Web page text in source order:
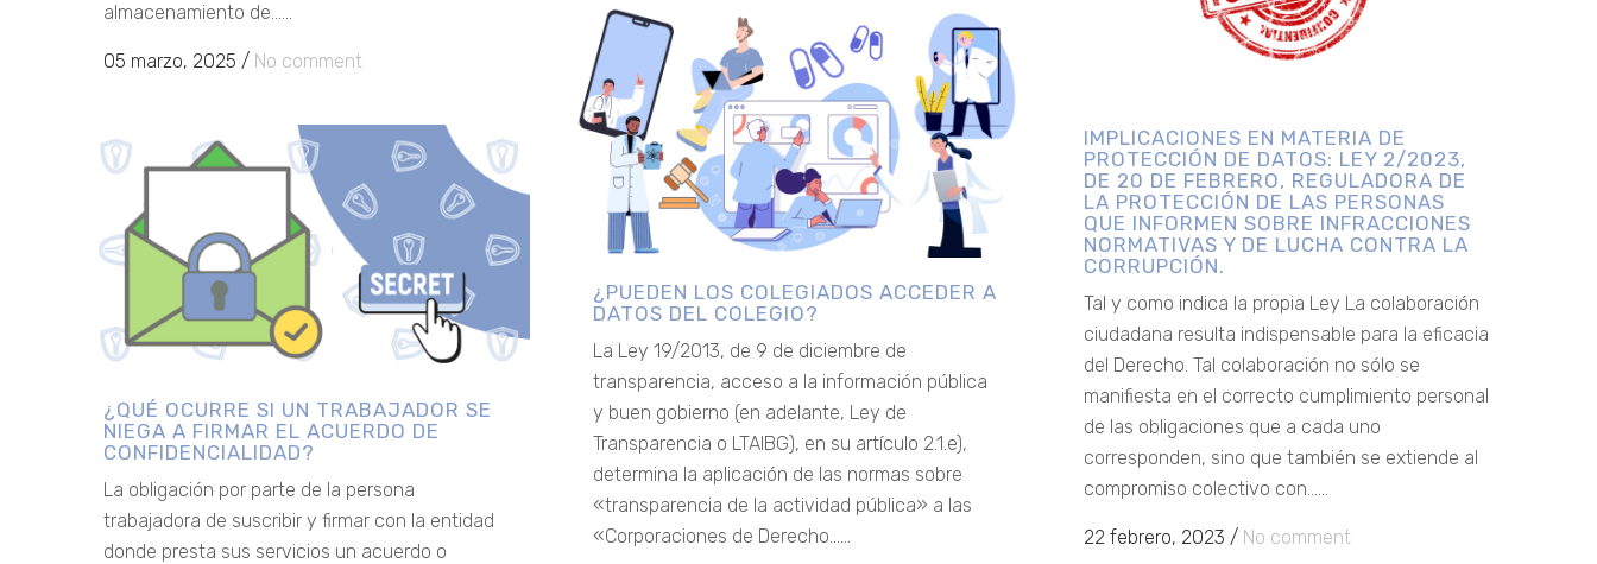
almacenamiento de......
05 marzo, 2025 / No comment
IMPLICACIONES EN MATERIA DE
PROTECCIÓN DE DATOS: LEY 2/2023,
DE 20 DE FEBRERO, REGULADORA DE
LA PROTECCIÓN DE LAS PERSONAS
QUE INFORMEN SOBRE INFRACCIONES
NORMATIVAS Y DE LUCHA CONTRA LA
CORRUPCIÓN.
Tal y como indica la propia Ley La colaboración
ciudadana resulta indispensable para la eficacia
del Derecho. Tal colaboración no sólo se
manifiesta en el correcto cumplimiento personal
de las obligaciones que a cada uno
corresponden, sino que también se extiende al
compromiso colectivo con......
22 febrero, 2023 / No comment
¿PUEDEN LOS COLEGIADOS ACCEDER A
DATOS DEL COLEGIO?
La Ley 19/2013, de 9 de diciembre de
transparencia, acceso a la información pública
y buen gobierno (en adelante, Ley de
Transparencia o LTAIBG), en su artículo 2.1.e),
determina la aplicación de las normas sobre
«transparencia de la actividad pública» a las
«Corporaciones de Derecho......
¿QUÉ OCURRE SI UN TRABAJADOR SE
NIEGA A FIRMAR EL ACUERDO DE
CONFIDENCIALIDAD?
La obligación por parte de la persona
trabajadora de suscribir y firmar con la entidad
donde presta sus servicios un acuerdo o